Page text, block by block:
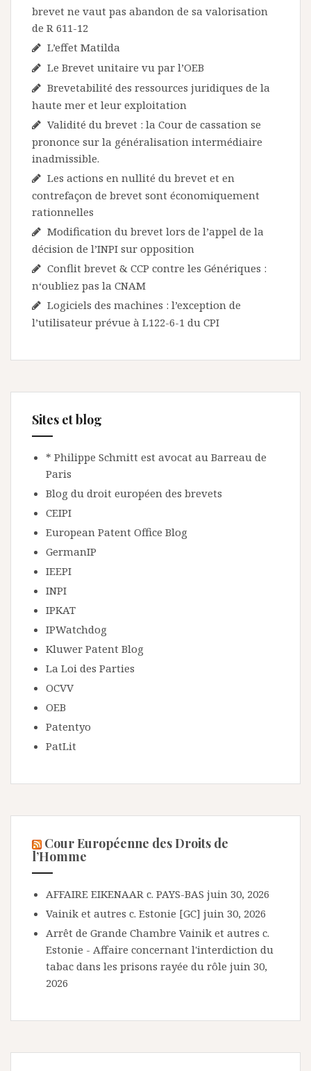
brevet ne vaut pas abandon de sa valorisation
de R 611-12
L’effet Matilda
Le Brevet unitaire vu par l’OEB
Brevetabilité des ressources juridiques de la
haute mer et leur exploitation
Validité du brevet : la Cour de cassation se
prononce sur la généralisation intermédiaire
inadmissible.
Les actions en nullité du brevet et en
contrefaçon de brevet sont économiquement
rationnelles
Modification du brevet lors de l’appel de la
décision de l’INPI sur opposition
Conflit brevet & CCP contre les Génériques :
n‘oubliez pas la CNAM
Logiciels des machines : l’exception de
l’utilisateur prévue à L122-6-1 du CPI
Sites et blog
* Philippe Schmitt est avocat au Barreau de
Paris
Blog du droit européen des brevets
CEIPI
European Patent Office Blog
GermanIP
IEEPI
INPI
IPKAT
IPWatchdog
Kluwer Patent Blog
La Loi des Parties
OCVV
OEB
Patentyo
PatLit
Cour Européenne des Droits de
l’Homme
AFFAIRE EIKENAAR c. PAYS-BAS juin 30, 2026
Vainik et autres c. Estonie [GC] juin 30, 2026
Arrêt de Grande Chambre Vainik et autres c.
Estonie - Affaire concernant l'interdiction du
tabac dans les prisons rayée du rôle juin 30,
2026